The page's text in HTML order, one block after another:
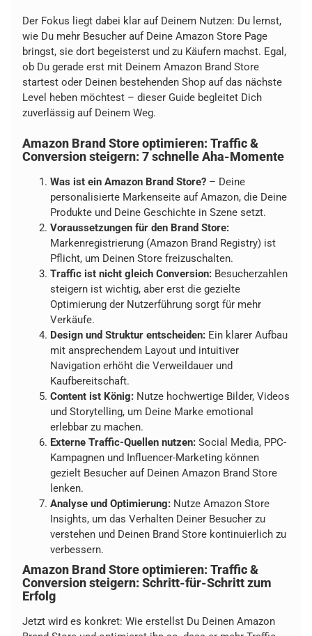
Der Fokus liegt dabei klar auf Deinem Nutzen: Du lernst,
wie Du mehr Besucher auf Deine Amazon Store Page
bringst, sie dort begeisterst und zu Käufern machst. Egal,
ob Du gerade erst mit Deinem Amazon Brand Store
startest oder Deinen bestehenden Shop auf das nächste
Level heben möchtest – dieser Guide begleitet Dich
zuverlässig auf Deinem Weg.
Amazon Brand Store optimieren: Traffic &
Conversion steigern: 7 schnelle Aha-Momente
Was ist ein Amazon Brand Store? – Deine
personalisierte Markenseite auf Amazon, die Deine
Produkte und Deine Geschichte in Szene setzt.
Voraussetzungen für den Brand Store:
Markenregistrierung (Amazon Brand Registry) ist
Pflicht, um Deinen Store freizuschalten.
Traffic ist nicht gleich Conversion: Besucherzahlen
steigern ist wichtig, aber erst die gezielte
Optimierung der Nutzerführung sorgt für mehr
Verkäufe.
Design und Struktur entscheiden: Ein klarer Aufbau
mit ansprechendem Layout und intuitiver
Navigation erhöht die Verweildauer und
Kaufbereitschaft.
Content ist König: Nutze hochwertige Bilder, Videos
und Storytelling, um Deine Marke emotional
erlebbar zu machen.
Externe Traffic-Quellen nutzen: Social Media, PPC-
Kampagnen und Influencer-Marketing können
gezielt Besucher auf Deinen Amazon Brand Store
lenken.
Analyse und Optimierung: Nutze Amazon Store
Insights, um das Verhalten Deiner Besucher zu
verstehen und Deinen Brand Store kontinuierlich zu
verbessern.
Amazon Brand Store optimieren: Traffic &
Conversion steigern: Schritt-für-Schritt zum
Erfolg
Jetzt wird es konkret: Wie erstellst Du Deinen Amazon